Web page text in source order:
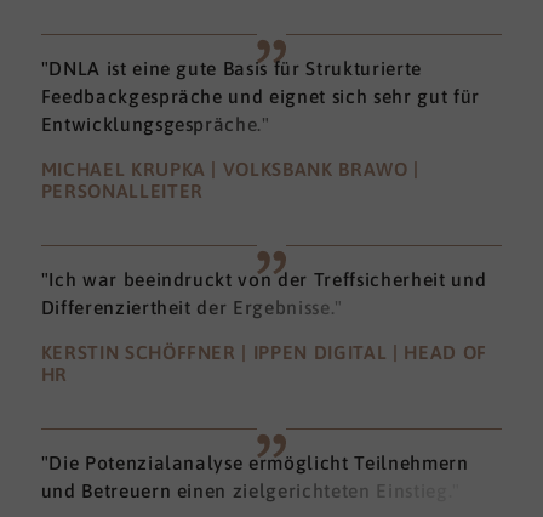
"DNLA ist eine gute Basis für Strukturierte
Feedbackgespräche und eignet sich sehr gut für
Entwicklungsgespräche."
MICHAEL KRUPKA | VOLKSBANK BRAWO |
PERSONALLEITER
"Ich war beeindruckt von der Treffsicherheit und
Differenziertheit der Ergebnisse."
KERSTIN SCHÖFFNER | IPPEN DIGITAL | HEAD OF
HR
"Die Potenzialanalyse ermöglicht Teilnehmern
und Betreuern einen zielgerichteten Einstieg."